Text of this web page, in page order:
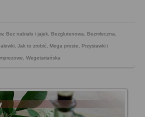
, Bez nabiału i jajek Bezglutenowa Bezmleczna
Jak to zrobić Mega proste Przystawki i
Wegetariańska